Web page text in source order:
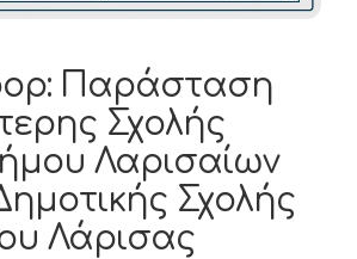
Παράσταση
Σχολής
Λαρισαίων
Σχολής
Λάρισας